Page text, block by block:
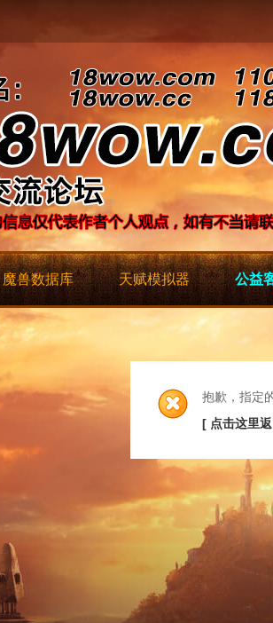
魔兽数据库 天赋模拟器 公益
抱歉，指定
[ 点击这里